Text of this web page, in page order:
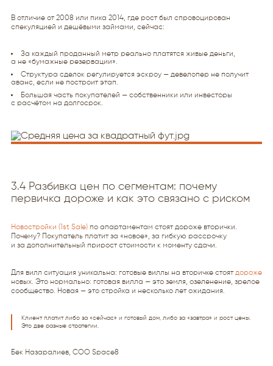
В отличие от 2008 или пика 2014, где рост был спровоцирован
спекуляцией и дешёвыми займами, сейчас:
За каждый проданный метр реально платятся живые деньги,
а не «бумажные резервации».
Структура сделок регулируется эскроу — девелопер не получит
аванс, если не построит этап.
Большая часть покупателей — собственники или инвесторы
с расчётом на долгосрок.
3.4 Разбивка цен по сегментам: почему
первичка дороже и как это связано с риском
Новостройки (1st Sale) по апартаментам стоят дороже вторички.
Почему? Покупатель платит за «новое», за гибкую рассрочку
и за дополнительный прирост стоимости к моменту сдачи.
Для вилл ситуация уникальна: готовые виллы на вторичке стоятдороже
новых. Это нормально: готовая вилла — это земля, озеленение, зрелое
сообщество. Новая — это стройка и несколько лет ожидания.
Клиент платит либо за «сейчас» и готовый дом, либо за «завтра» и рост цены.
Это две разные стратегии.
Бек Назаралиев, COO Space8